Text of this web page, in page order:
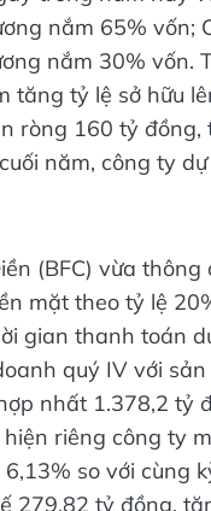
nắm 65% vốn;
nắm 30% vốn.
tăng tỷ lệ sở hữu
ròng 160 tỷ
năm, công ty
(BFC) vừa
mặt theo tỷ lệ
gian thanh toán
quý IV với
nhất 1.378,2 tỷ
riêng công ty
so với cùng
279,82 tỷ đồng,